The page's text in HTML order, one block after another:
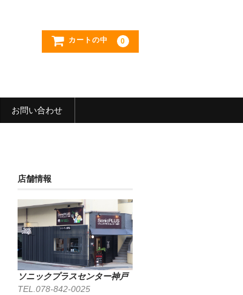
カートの中 0
お問い合わせ
店舗情報
ソニックプラスセンター神戸
TEL.078-842-0025